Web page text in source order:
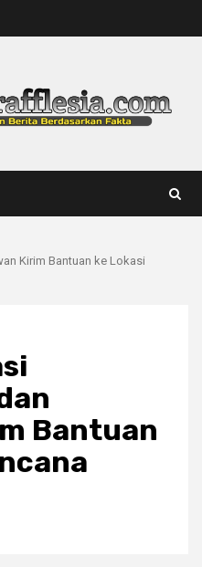
Kirim Bantuan ke Lokasi
Bantuan